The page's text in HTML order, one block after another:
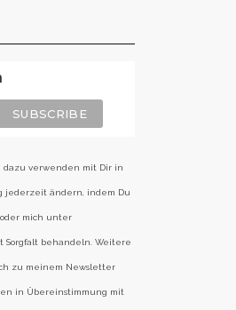
dazu verwenden mit Dir in
jederzeit ändern, indem Du
mich unter
Sorgfalt behandeln. Weitere
zu meinem Newsletter
in Übereinstimmung mit